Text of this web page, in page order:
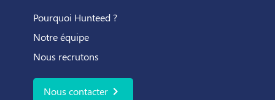
Pourquoi Hunteed ?
Notre équipe
Nous recrutons
Nous contacter chevron_right